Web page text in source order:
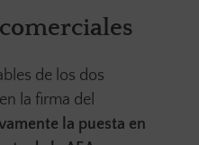
de los dos
la firma del
la puesta en